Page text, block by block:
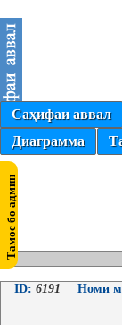
Саҳифаи аввал
Диаграмма
ID: 6191 Номи